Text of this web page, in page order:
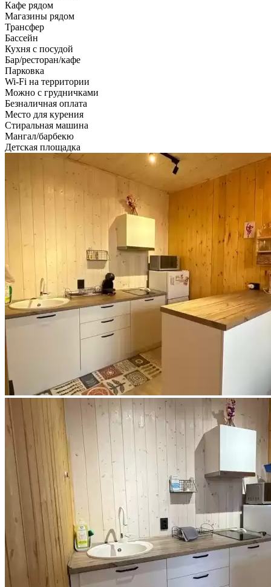
Кафе рядом
Магазины рядом
Трансфер
Бассейн
Кухня с посудой
Бар/ресторан/кафе
Парковка
Wi-Fi на территории
Можно с грудничками
Безналичная оплата
Место для курения
Стиральная машина
Мангал/барбекю
Детская площадка